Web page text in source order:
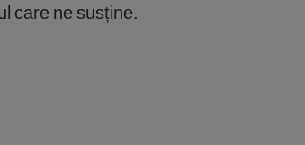
care ne susține.